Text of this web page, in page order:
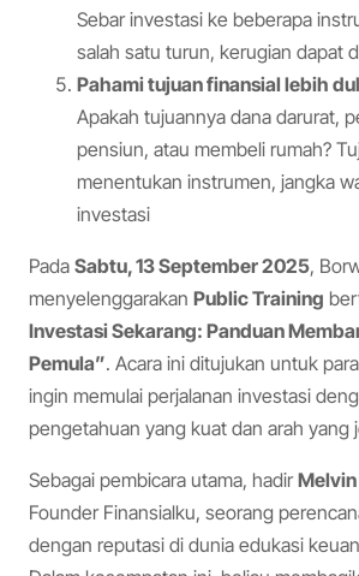
Sebar investasi ke beberapa
salah satu turun, kerugian dapat
Pahami tujuan finansial lebih
Apakah tujuannya dana darurat,
pensiun, atau membeli rumah?
menentukan instrumen, jangka
investasi
Pada Sabtu, 13 September 2025,
menyelenggarakan Public Training
Investasi Sekarang: Panduan
Pemula”. Acara ini ditujukan untuk
ingin memulai perjalanan investasi
pengetahuan yang kuat dan arah yang
Sebagai pembicara utama, hadir
Founder Finansialku, seorang
dengan reputasi di dunia edukasi